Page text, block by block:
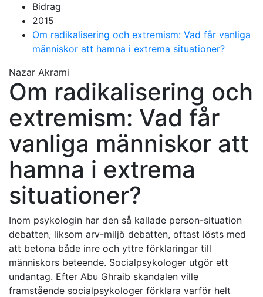
Bidrag
2015
Om radikalisering och extremism: Vad får vanliga
människor att hamna i extrema situationer?
Nazar Akrami
Om radikalisering och
extremism: Vad får
vanliga människor att
hamna i extrema
situationer?
Inom psykologin har den så kallade person-situation
debatten, liksom arv-miljö debatten, oftast lösts med
att betona både inre och yttre förklaringar till
människors beteende. Socialpsykologer utgör ett
undantag. Efter Abu Ghraib skandalen ville
framstående socialpsykologer förklara varför helt